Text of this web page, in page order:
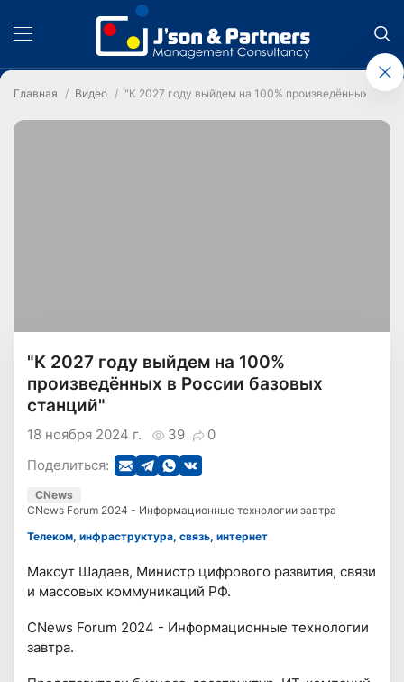
Главная Видео "К 2027 году выйдем на 100% произведённых в
"К 2027 году выйдем на 100%
произведённых в России базовых
станций"
39 0
18 ноября 2024 г.
Поделиться:
CNews
CNews Forum 2024 - Информационные технологии завтра
Телеком, инфраструктура, связь, интернет
Максут Шадаев, Министр цифрового развития, связи
и массовых коммуникаций РФ.
CNews Forum 2024 - Информационные технологии
завтра.